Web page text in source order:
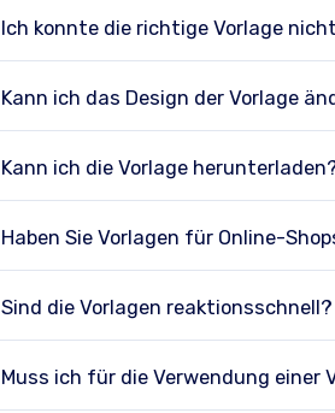
Ich konnte die richtige Vorlage
Kann ich das Design der Vorlage
Kann ich die Vorlage
Haben Sie Vorlagen für Online-
Sind die Vorlagen reaktionsschnell?
Muss ich für die Verwendung einer